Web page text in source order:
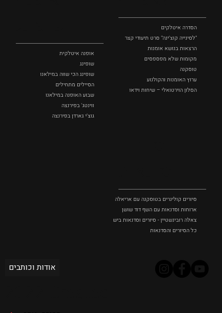
הסדרה איטלקים
"לסינייה קוצ'ינה" סרט תיעודי קצר
הרצאות בנושא אומנות
מקומות שלא מפספסים
טוסקנה
ערוץ האומנות והקולנוע
הסלון הוירטואלי – שיחות וידאו
אופנה איטלקית
שופינג
שופינג הכי שווה במילאנו
הסיילים מתחילים
שבוע האופנה במילאנו
ווינטג' בפירנצה
גוצ'י גארדן בפירנצה
סיורים קולינרים בטוסקנה עם אריאלה בנקיר
ארוחות וסדנאות עם השף דוד שושן
צאלה רובינשטיין - סיורים וסדנאות בישול בטוסקנה
כל הסיורים והסדנאות
אודות וכותבים